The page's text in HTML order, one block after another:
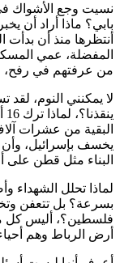
نسيت وجع الأشواك
بابي؟ ماذا أراد أن
أنتظرها منذ أن
المفضلة، عمي
من عرفتهم في رفح،
لا يمكنني النوم،
البقية من عشرات
يخسف بإسرائيل، وأن
البناء مثل قطن على
لماذا تحلل الشهداء
بسرعة؟ بل تتعفن
فلسطين؟، أليس كل
أرض الرباط وهم